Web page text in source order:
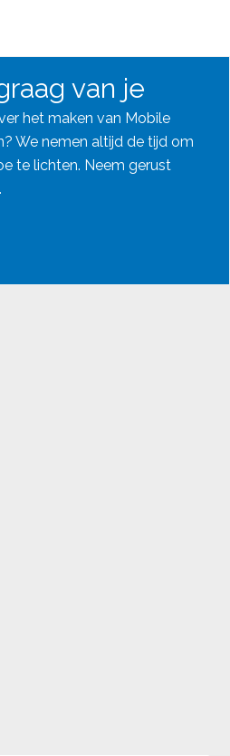
van je
het maken van Mobile
We nemen altijd de tijd om
te lichten. Neem gerust